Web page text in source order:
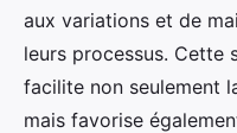
aux variations et de
leurs processus. Cette
facilite non seulement
mais favorise